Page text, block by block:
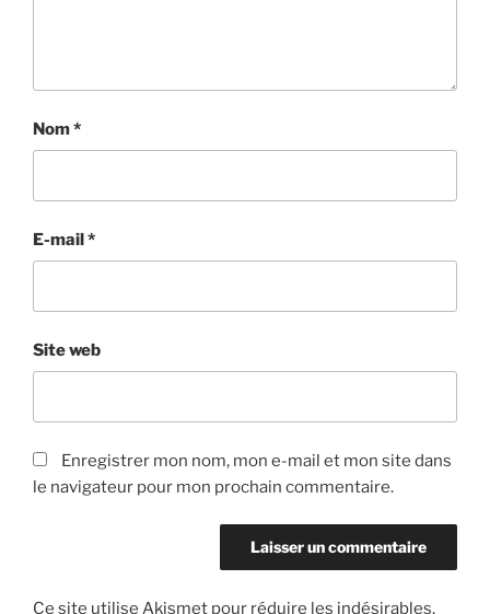
Nom*
E-mail*
Site web
Enregistrer mon nom, mon e-mail et mon site dans
le navigateur pour mon prochain commentaire.
Ce site utilise Akismet pour réduire les indésirables.